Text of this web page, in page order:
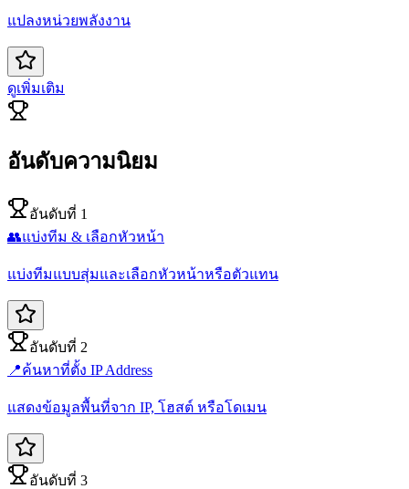
แปลงหน่วยพลังงาน
ดูเพิ่มเติม
อันดับความนิยม
อันดับที่ 1
👥แบ่งทีม & เลือกหัวหน้า
แบ่งทีมแบบสุ่มและเลือกหัวหน้าหรือตัวแทน
อันดับที่ 2
📍ค้นหาที่ตั้ง IP Address
แสดงข้อมูลพื้นที่จาก IP, โฮสต์ หรือโดเมน
อันดับที่ 3